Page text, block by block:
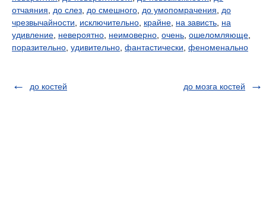
отчаяния
до слез до смешного до умопомрачения
до
чрезвычайности
исключительно крайне на зависть на
удивление невероятно неимоверно очень ошеломляюще
поразительно удивительно фантастически феноменально
до костей до мозга костей